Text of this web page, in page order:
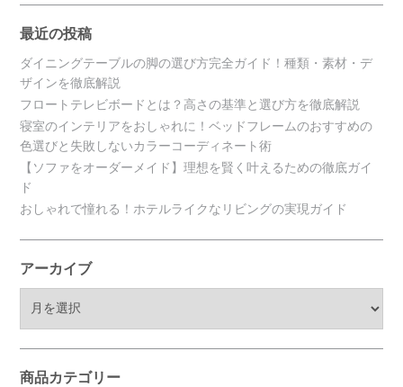
最近の投稿
ダイニングテーブルの脚の選び方完全ガイド！種類・素材・デ
ザインを徹底解説
フロートテレビボードとは？高さの基準と選び方を徹底解説
寝室のインテリアをおしゃれに！ベッドフレームのおすすめの
色選びと失敗しないカラーコーディネート術
【ソファをオーダーメイド】理想を賢く叶えるための徹底ガイ
ド
おしゃれで憧れる！ホテルライクなリビングの実現ガイド
アーカイブ
ブ
商品カテゴリー